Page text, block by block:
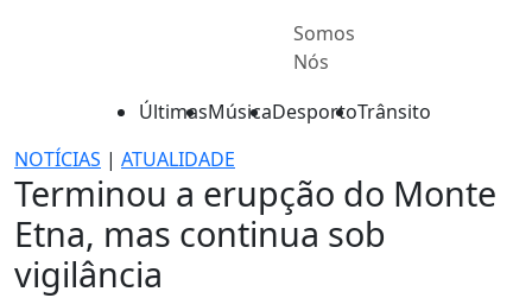
Somos
Nós
ÚltimasMúsicaDesportoTrânsito
NOTÍCIAS | ATUALIDADE
Terminou a erupção do Monte
Etna, mas continua sob
vigilância